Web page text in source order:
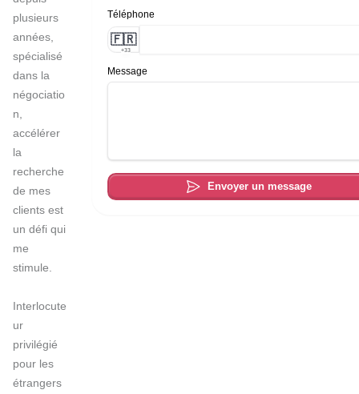
plusieurs
années,
spécialisé
dans la
négociatio
n,
accélérer
la
recherche
de mes
clients est
un défi qui
me
stimule.
Interlocute
ur
privilégié
pour les
étrangers
Téléphone
🇫🇷
+33
Message
Envoyer un message